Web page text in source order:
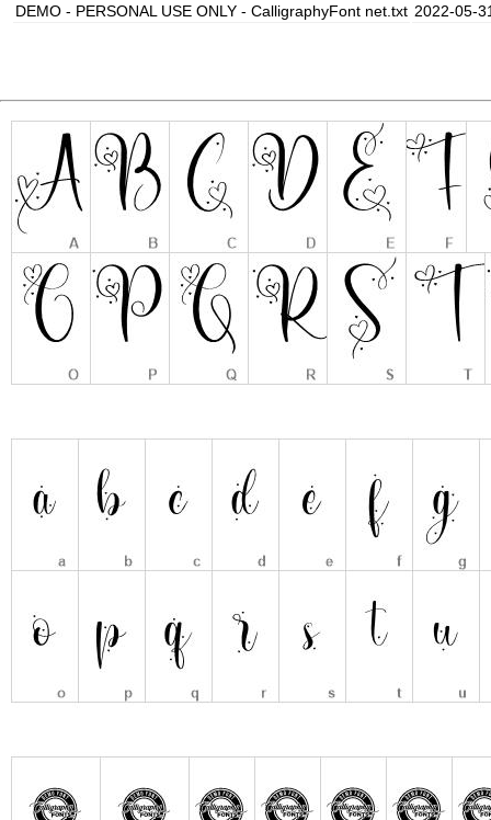
DEMO - PERSONAL USE ONLY - CalligraphyFont net.txt 2022-05-